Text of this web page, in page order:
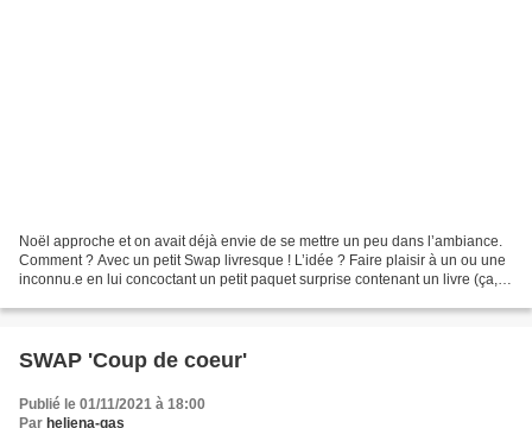
Noël approche et on avait déjà envie de se mettre un peu dans l’ambiance.
Comment ? Avec un petit Swap livresque ! L’idée ? Faire plaisir à un ou une
inconnu.e en lui concoctant un petit paquet surprise contenant un livre (ça,
SWAP 'Coup de coeur'
Publié le 01/11/2021 à 18:00
Par heliena-gas